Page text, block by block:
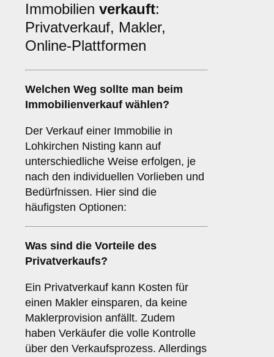
Immobilien verkauft:
Privatverkauf, Makler,
Online-Plattformen
Welchen Weg sollte man beim
Immobilienverkauf wählen?
Der Verkauf einer Immobilie in
Lohkirchen Nisting kann auf
unterschiedliche Weise erfolgen, je
nach den individuellen Vorlieben und
Bedürfnissen. Hier sind die
häufigsten Optionen:
Was sind die Vorteile des
Privatverkaufs?
Ein Privatverkauf kann Kosten für
einen Makler einsparen, da keine
Maklerprovision anfällt. Zudem
haben Verkäufer die volle Kontrolle
über den Verkaufsprozess. Allerdings